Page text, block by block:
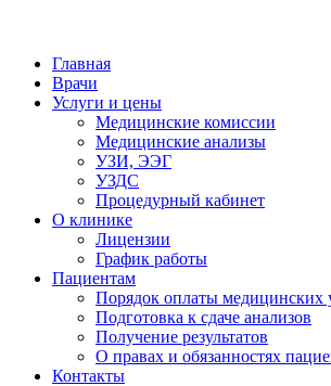
Главная
Врачи
Услуги и цены
Медицинские комиссии
Медицинские анализы
УЗИ, ЭЭГ
УЗДС
Процедурный кабинет
О клинике
Лицензии
График работы
Пациентам
Порядок оплаты медицинских
Подготовка к сдаче анализов
Получение результатов
О правах и обязанностях
Контакты